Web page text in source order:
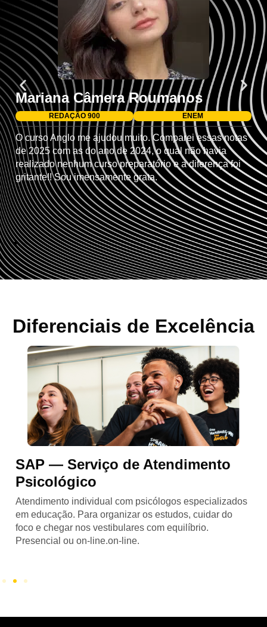
Mariana Câmera Roumanos
REDAÇÃO 900 ENEM
O curso Anglo me ajudou muito. Comparei essas notas
de 2025 com as do ano de 2024, o qual não havia
realizado nenhum curso preparatório e a diferença foi
gritante!! Sou imensamente grata.​
Diferenciais de Excelência
SAP — Serviço de Atendimento
Psicológico
Atendimento individual com psicólogos especializados
em educação. Para organizar os estudos, cuidar do
foco e chegar nos vestibulares com equilíbrio.
Presencial ou on-line.on-line.